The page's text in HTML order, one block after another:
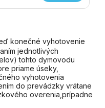
konečné vyhotovenie
jednotlivých
tohto dymovodu
priame úseky,
vyhotovenia
do prevádzky vrátane
overenia,prípadne